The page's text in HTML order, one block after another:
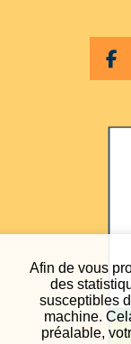
Afin de vous
des
susceptibles
machine.
préalable,